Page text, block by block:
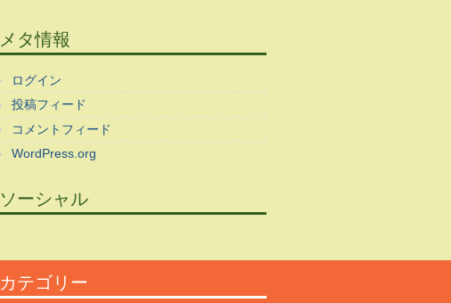
メタ情報
ログイン
投稿フィード
コメントフィード
WordPress.org
ソーシャル
カテゴリー